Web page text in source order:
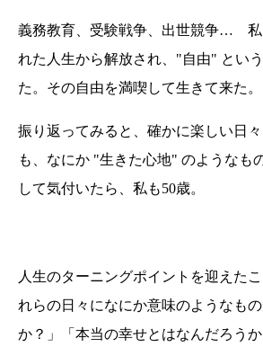
義務教育、受験戦争、出世競争… 私
れた人生から解放され、"自由" とい
た。その自由を満喫して生きて来た。
振り返ってみると、確かに楽しい日
も、なにか "生きた心地" のようなも
して気付いたら、私も50歳。
人生のターニングポイントを迎えた
れらの日々になにか意味のようなも
か？」「本当の幸せとはなんだろう